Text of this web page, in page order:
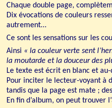
Chaque double page,
Dix évocations de couleurs
autrement...
Ce sont les sensations sur les
Ainsi « la couleur verte sent
la moutarde et la douceur des
Le texte est écrit en blanc et
Pour inciter le lecteur-voyant à
tandis que la page est mate ;
En fin d’album, on peut trouver